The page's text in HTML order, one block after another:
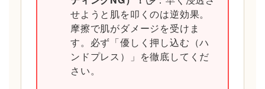
せようと肌を叩くのは逆効果。
摩擦で肌がダメージを受けま
す。必ず「優しく押し込む（ハ
ンドプレス）」を徹底してくだ
さい。